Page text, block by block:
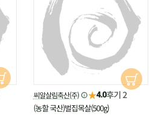
씨알살림축산(주) ★4.0후기 2
(농할 국산)벌집목살(500g)